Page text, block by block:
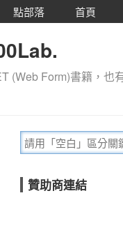
點部落 首頁
(Web Form)書籍，也
贊助商連結